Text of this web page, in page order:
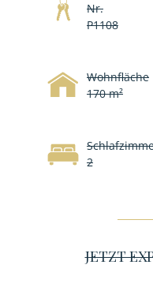
Nr.
P1108
Wohnfläche
170 m²
2
JETZT